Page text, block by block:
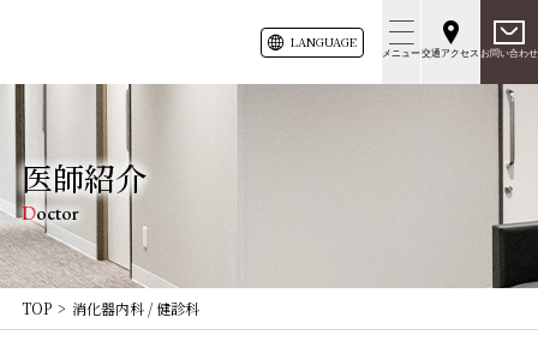
LANGUAGE
メニュー交通アクセス お問い合わせ
医師紹介
Doctor
TOP 消化器内科 / 健診科